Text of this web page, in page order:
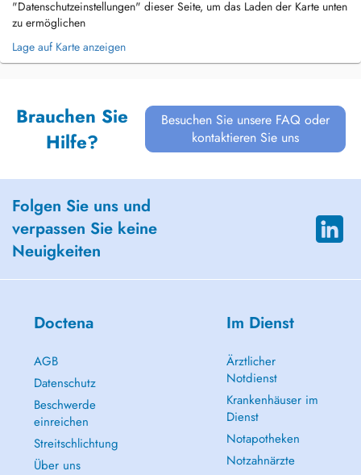
"Datenschutzeinstellungen" dieser Seite, um das Laden der Karte unten
zu ermöglichen
Lage auf Karte anzeigen
Brauchen Sie
Hilfe?
Besuchen Sie unsere FAQ oder
kontaktieren Sie uns
Folgen Sie uns und
verpassen Sie keine
Neuigkeiten
Doctena
AGB
Datenschutz
Beschwerde
einreichen
Streitschlichtung
Über uns
Im Dienst
Ärztlicher
Notdienst
Krankenhäuser im
Dienst
Notapotheken
Notzahnärzte